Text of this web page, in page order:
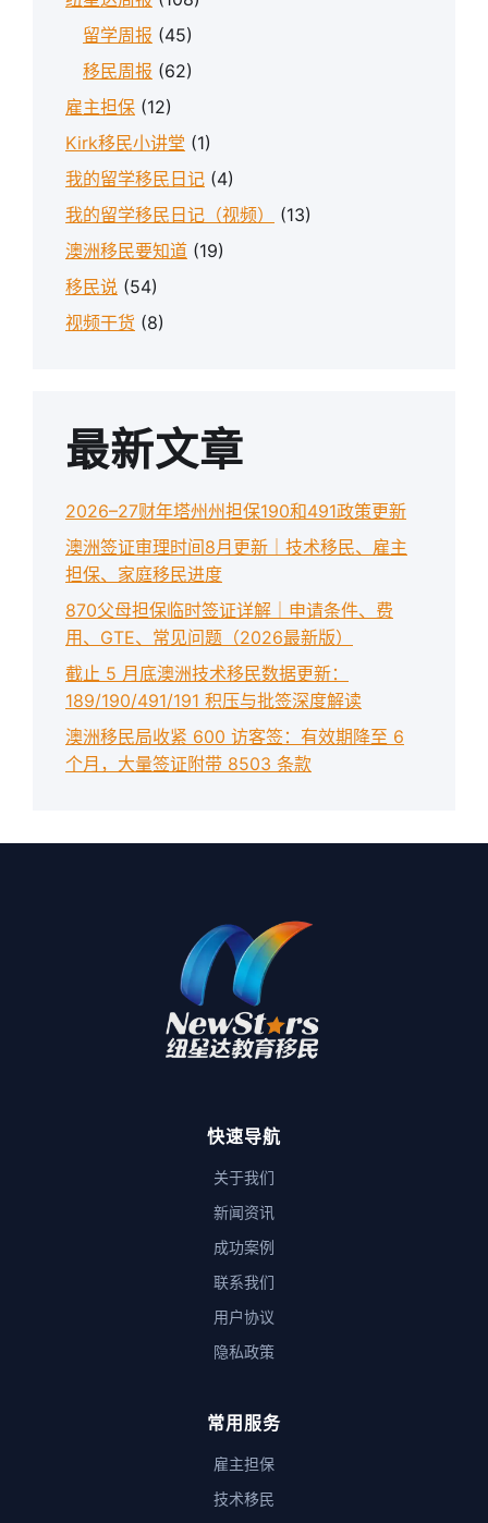
留学周报 (45)
移民周报 (62)
雇主担保 (12)
Kirk移民小讲堂 (1)
我的留学移民日记 (4)
我的留学移民日记（视频）
(13)
澳洲移民要知道 (19)
移民说 (54)
视频干货 (8)
最新文章
2026–27财年塔州州担保190和491政策更新
澳洲签证审理时间8月更新｜技术移民、雇主
担保、家庭移民进度
870父母担保临时签证详解｜申请条件、费
用、GTE、常见问题（2026最新版）
截止 5 月底澳洲技术移民数据更新：
189/190/491/191 积压与批签深度解读
澳洲移民局收紧 600 访客签：有效期降至 6
个月，大量签证附带 8503 条款
快速导航
关于我们
新闻资讯
成功案例
联系我们
用户协议
隐私政策
常用服务
雇主担保
技术移民